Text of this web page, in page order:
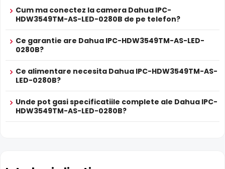
Lentila Fixa
lentila fixace ofera un unghi fix de vizualizare, ce nu
supravegherea generala a zonelor. Distanta focala este
de 2.8 mm.
Compresie H.265+
Cum ma conectez la camera Dahua IPC-
HDW3549TM-AS-LED-0280B de pe telefon?
Ce garantie are Dahua IPC-HDW3549TM-AS-LED-
0280B?
Ce alimentare necesita Dahua IPC-HDW3549TM-AS-
LED-0280B?
Unde pot gasi specificatiile complete ale Dahua IPC-
HDW3549TM-AS-LED-0280B?